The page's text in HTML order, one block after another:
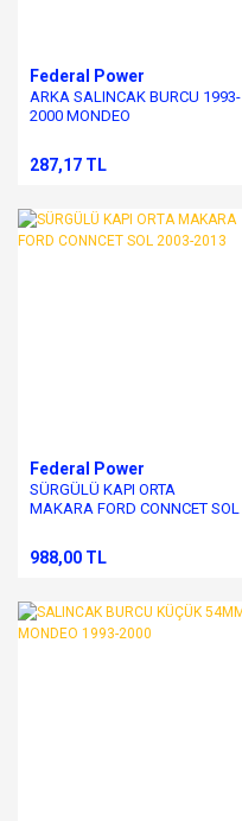
Federal Power
ARKA SALINCAK BURCU 1993-
2000 MONDEO
287,17 TL
Federal Power
SÜRGÜLÜ KAPI ORTA
MAKARA FORD CONNCET SOL
988,00 TL